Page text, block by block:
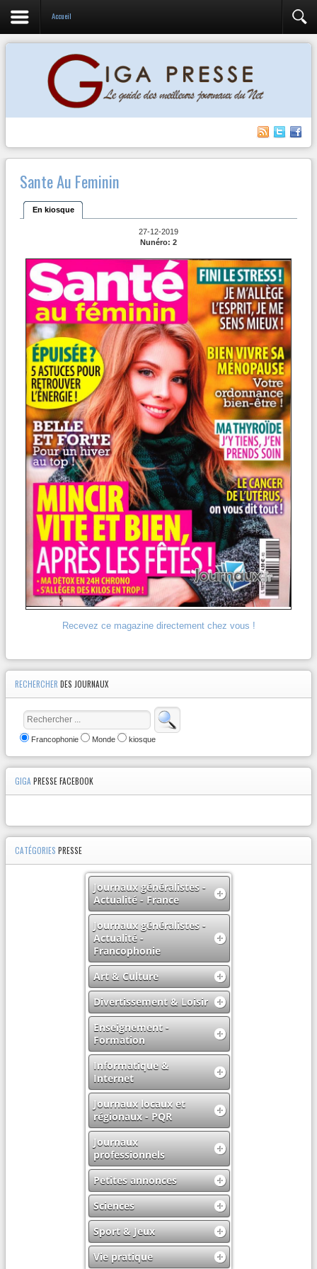
Accueil
Sante Au Feminin
En kiosque
27-12-2019
Nunéro: 2
Recevez ce magazine directement chez vous !
RECHERCHER DES JOURNAUX
Francophonie Monde kiosque
GIGA PRESSE FACEBOOK
CATÉGORIES PRESSE
Journaux généralistes -
Actualité - France
Journaux généralistes -
Actualité -
Francophonie
Art & Culture
Divertissement & Loisir
Enseignement -
Formation
Informatique &
Internet
Journaux locaux et
régionaux - PQR
Journaux
professionnels
Petites annonces
Sciences
Sport & Jeux
Vie pratique